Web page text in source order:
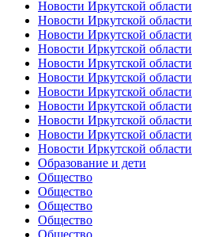
Новости Иркутской области
Новости Иркутской области
Новости Иркутской области
Новости Иркутской области
Новости Иркутской области
Новости Иркутской области
Новости Иркутской области
Новости Иркутской области
Новости Иркутской области
Новости Иркутской области
Новости Иркутской области
Образование и дети
Общество
Общество
Общество
Общество
Общество